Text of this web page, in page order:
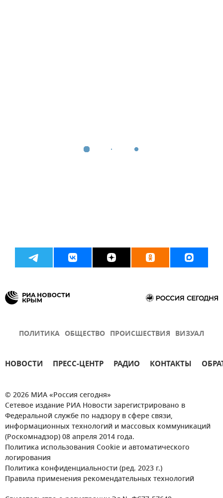
ПОЛИТИКА ОБЩЕСТВО ПРОИСШЕСТВИЯ ВИЗУАЛ
НОВОСТИ ПРЕСС-ЦЕНТР РАДИО КОНТАКТЫ
© 2026 МИА «Россия сегодня»
Сетевое издание РИА Новости зарегистрировано в
Федеральной службе по надзору в сфере связи,
информационных технологий и массовых коммуникаций
(Роскомнадзор) 08 апреля 2014 года.
Политика использования Cookie и автоматического
логирования
Политика конфиденциальности (ред. 2023 г.)
Правила применения рекомендательных технологий